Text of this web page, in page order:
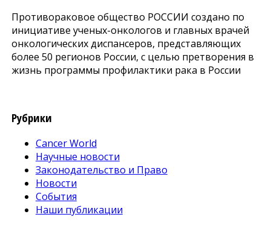
Противораковое общество РОССИИ создано по
инициативе ученых-онкологов и главных врачей
онкологических диспансеров, представляющих
более 50 регионов России, с целью претворения в
жизнь программы профилактики рака в России
Рубрики
Cancer World
Научные новости
Законодательство и Право
Новости
События
Наши публикации